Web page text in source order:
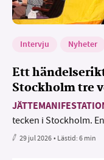
Intervju Nyheter
Ett
Stockholm tre
tecken i Stockholm.
29 jul 2026• Lästid:6 min